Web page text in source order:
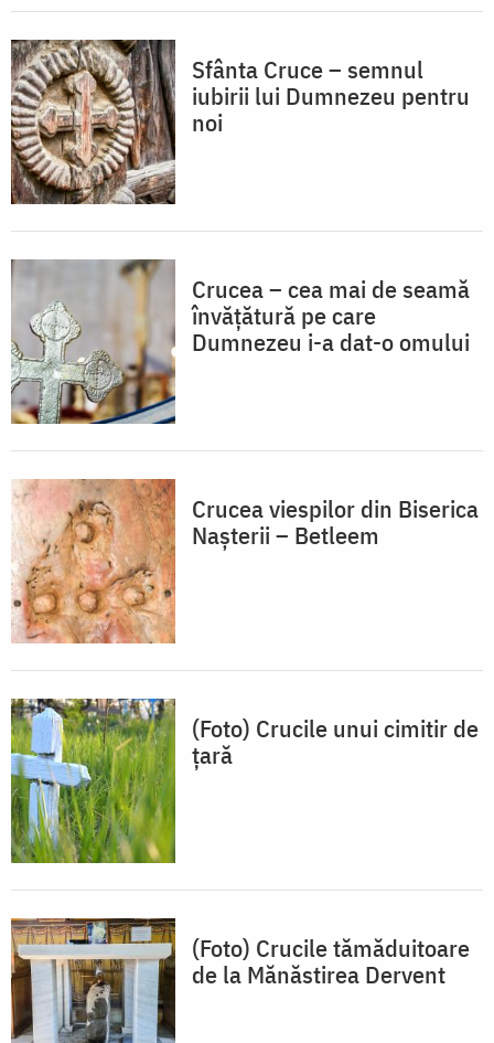
Sfânta Cruce – semnul
iubirii lui Dumnezeu pentru
noi
Crucea – cea mai de seamă
învățătură pe care
Dumnezeu i-a dat-o omului
Crucea viespilor din Biserica
Nașterii – Betleem
(Foto) Crucile unui cimitir de
țară
(Foto) Crucile tămăduitoare
de la Mănăstirea Dervent